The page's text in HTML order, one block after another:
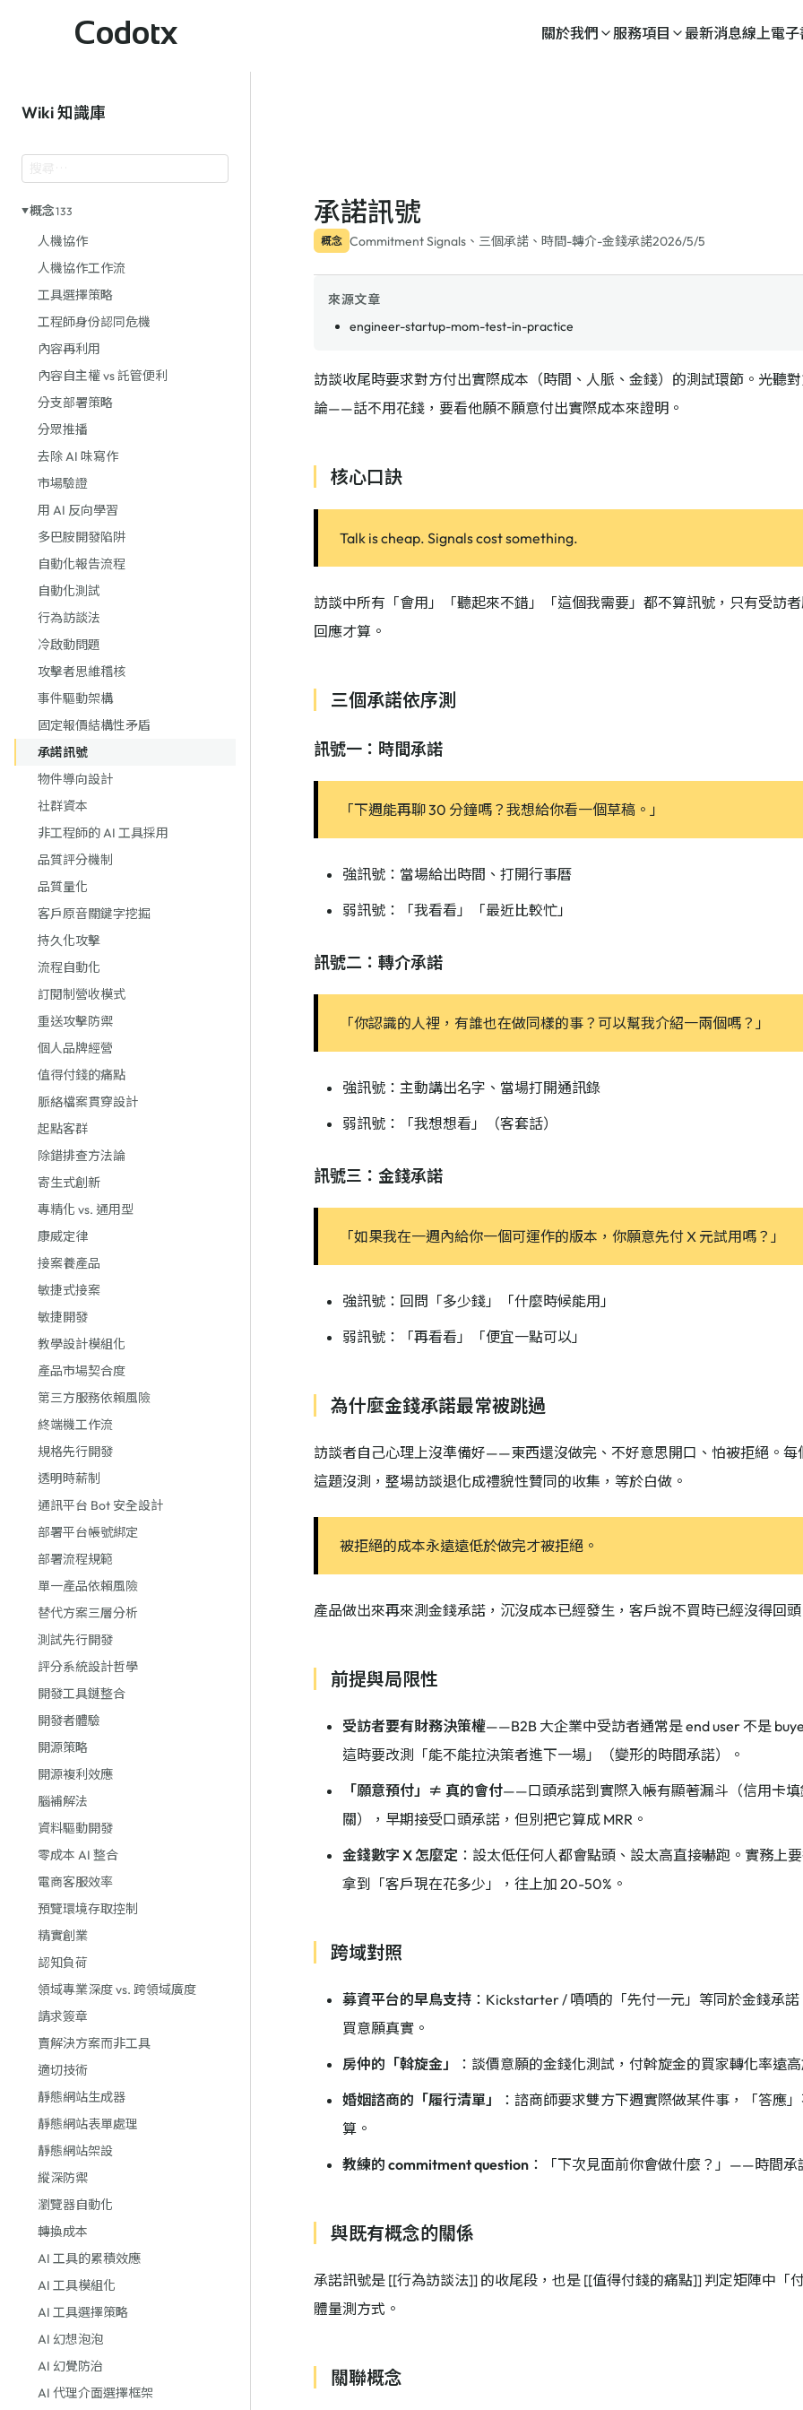
Codotx 關於我們 服務項目 最新消息線上電子
Wiki 知識庫
概念133
人機協作
人機協作工作流
工具選擇策略
工程師身份認同危機
內容再利用
內容自主權 vs 託管便利
分支部署策略
分眾推播
去除 AI 味寫作
市場驗證
用 AI 反向學習
多巴胺開發陷阱
自動化報告流程
自動化測試
行為訪談法
冷啟動問題
攻擊者思維稽核
事件驅動架構
固定報價結構性矛盾
承諾訊號
物件導向設計
社群資本
非工程師的 AI 工具採用
品質評分機制
品質量化
客戶原音關鍵字挖掘
持久化攻擊
流程自動化
訂閱制營收模式
重送攻擊防禦
個人品牌經營
值得付錢的痛點
脈絡檔案貫穿設計
起點客群
除錯排查方法論
寄生式創新
專精化 vs. 通用型
康威定律
接案養產品
敏捷式接案
敏捷開發
教學設計模組化
產品市場契合度
第三方服務依賴風險
終端機工作流
規格先行開發
透明時薪制
通訊平台 Bot 安全設計
部署平台帳號綁定
部署流程規範
單一產品依賴風險
替代方案三層分析
測試先行開發
評分系統設計哲學
開發工具鏈整合
開發者體驗
開源策略
開源複利效應
腦補解法
資料驅動開發
零成本 AI 整合
電商客服效率
預覽環境存取控制
精實創業
認知負荷
領域專業深度 vs. 跨領域廣度
請求簽章
賣解決方案而非工具
適切技術
靜態網站生成器
靜態網站表單處理
靜態網站架設
縱深防禦
瀏覽器自動化
轉換成本
AI 工具的累積效應
AI 工具模組化
AI 工具選擇策略
AI 幻想泡泡
AI 幻覺防治
AI 代理介面選擇框架
承諾訊號
概念 Commitment Signals、三個承諾、時間-轉介-金錢承諾2026/5/5
來源文章
engineer-startup-mom-test-in-practice
訪談收尾時要求對方付出實際成本（時間、人脈、金錢）的測試環節。光聽
論——話不用花錢，要看他願不願意付出實際成本來證明。
核心口訣
Talk is cheap. Signals cost something.
訪談中所有「會用」「聽起來不錯」「這個我需要」都不算訊號，只有受訪
回應才算。
三個承諾依序測
訊號一：時間承諾
「下週能再聊 30 分鐘嗎？我想給你看一個草稿。」
強訊號：當場給出時間、打開行事曆
弱訊號：「我看看」「最近比較忙」
訊號二：轉介承諾
「你認識的人裡，有誰也在做同樣的事？可以幫我介紹一兩個嗎？」
強訊號：主動講出名字、當場打開通訊錄
弱訊號：「我想想看」（客套話）
訊號三：金錢承諾
「如果我在一週內給你一個可運作的版本，你願意先付 X 元試用嗎？」
強訊號：回問「多少錢」「什麼時候能用」
弱訊號：「再看看」「便宜一點可以」
為什麼金錢承諾最常被跳過
訪談者自己心理上沒準備好——東西還沒做完、不好意思開口、怕被拒絕。每
這題沒測，整場訪談退化成禮貌性贊同的收集，等於白做。
被拒絕的成本永遠遠低於做完才被拒絕。
產品做出來再來測金錢承諾，沉沒成本已經發生，客戶說不買時已經沒得回頭
前提與局限性
受訪者要有財務決策權——B2B 大企業中受訪者通常是 end user 不是
這時要改測「能不能拉決策者進下一場」（變形的時間承諾）。
「願意預付」≠ 真的會付——口頭承諾到實際入帳有顯著漏斗（信用卡
關），早期接受口頭承諾，但別把它算成 MRR。
金錢數字 X 怎麼定 ：設太低任何人都會點頭、設太高直接嚇跑。實務上
拿到「客戶現在花多少」，往上加 20-50%。
跨域對照
募資平台的早鳥支持 ：Kickstarter / 嘖嘖的「先付一元」等同於金錢承
買意願真實。
房仲的「斡旋金」
：談價意願的金錢化測試，付斡旋金的買家轉化率遠
婚姻諮商的「履行清單」
：諮商師要求雙方下週實際做某件事，「答應
算。
教練的 commitment question ：「下次見面前你會做什麼？」——時間承
與既有概念的關係
承諾訊號是 [[行為訪談法]] 的收尾段，也是 [[值得付錢的痛點]] 判定矩陣中「
體量測方式。
關聯概念